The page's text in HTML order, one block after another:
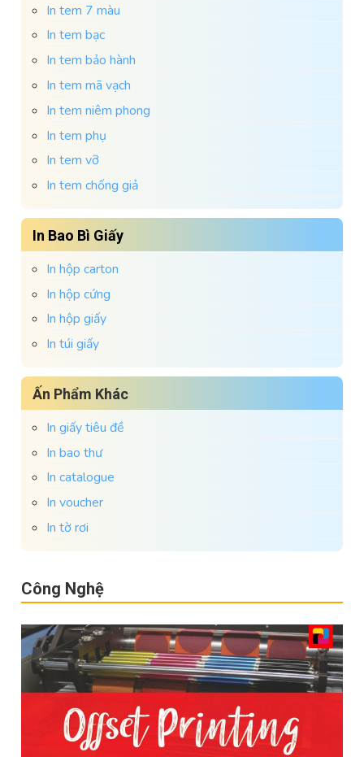
In tem 7 màu
In tem bạc
In tem bảo hành
In tem mã vạch
In tem niêm phong
In tem phụ
In tem vỡ
In tem chống giả
In Bao Bì Giấy
In hộp carton
In hộp cứng
In hộp giấy
In túi giấy
Ấn Phẩm Khác
In giấy tiêu đề
In bao thư
In catalogue
In voucher
In tờ rơi
Công Nghệ